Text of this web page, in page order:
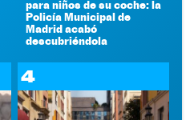
para niños de su coche: la
Policía Municipal de
Madrid acabó
descubriéndola
4